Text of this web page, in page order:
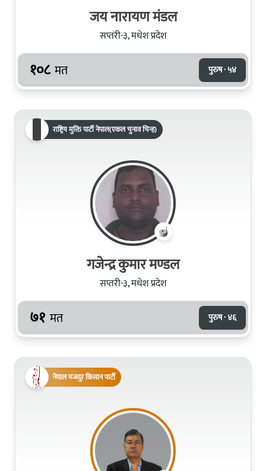
जय नारायण मंडल
सप्तरी-३, मधेश प्रदेश
१०८ मत पुरुष · ५४
राष्ट्रिय मुक्ति पार्टी नेपाल(एकल चुनाव चिन्ह)
गजेन्द्र कुमार मण्डल
सप्तरी-३, मधेश प्रदेश
७१ मत पुरुष · ४६
नेपाल मजदुर किसान पार्टी